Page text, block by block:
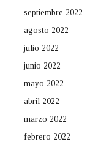
septiembre 2022
agosto 2022
julio 2022
junio 2022
mayo 2022
abril 2022
marzo 2022
febrero 2022